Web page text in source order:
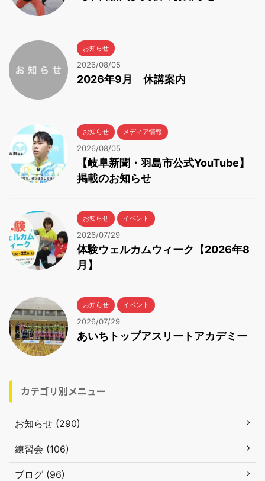
お知らせ
2026/08/05
2026年9月 休講案内
お知らせ メディア情報
2026/08/05
【岐阜新聞・羽島市公式YouTube】
掲載のお知らせ
お知らせ イベント
2026/07/29
体験ウェルカムウィーク【2026年8
月】
お知らせ イベント
2026/07/29
あいちトップアスリートアカデミー
カテゴリ別メニュー
お知らせ (290)
練習会 (106)
ブログ (96)